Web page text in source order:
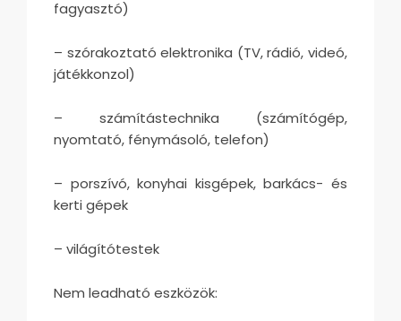
fagyasztó)
– szórakoztató elektronika (TV, rádió, videó,
játékkonzol)
– számítástechnika (számítógép,
nyomtató, fénymásoló, telefon)
– porszívó, konyhai kisgépek, barkács- és
kerti gépek
– világítótestek
Nem leadható eszközök: